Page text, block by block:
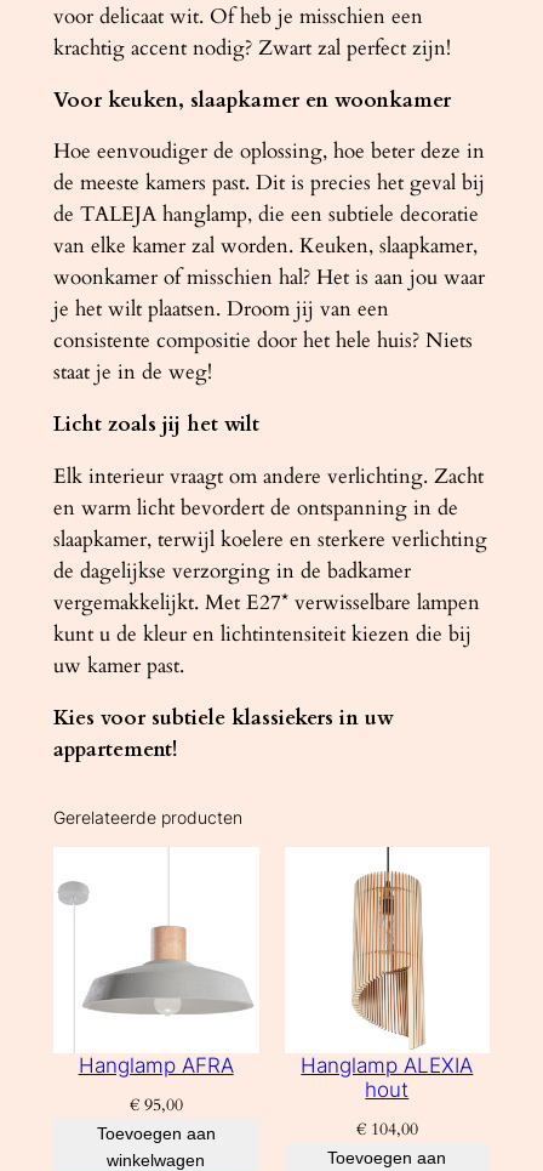
voor delicaat wit. Of heb je misschien een
krachtig accent nodig? Zwart zal perfect zijn!
Voor keuken, slaapkamer en woonkamer
Hoe eenvoudiger de oplossing, hoe beter deze in
de meeste kamers past. Dit is precies het geval bij
de TALEJA hanglamp, die een subtiele decoratie
van elke kamer zal worden. Keuken, slaapkamer,
woonkamer of misschien hal? Het is aan jou waar
je het wilt plaatsen. Droom jij van een
consistente compositie door het hele huis? Niets
staat je in de weg!
Licht zoals jij het wilt
Elk interieur vraagt ​​om andere verlichting. Zacht
en warm licht bevordert de ontspanning in de
slaapkamer, terwijl koelere en sterkere verlichting
de dagelijkse verzorging in de badkamer
vergemakkelijkt. Met E27* verwisselbare lampen
kunt u de kleur en lichtintensiteit kiezen die bij
uw kamer past.
Kies voor subtiele klassiekers in uw
appartement!
Gerelateerde producten
Hanglamp AFRA
€95,00
Toevoegen aan
winkelwagen
Hanglamp ALEXIA
hout
€104,00
Toevoegen aan